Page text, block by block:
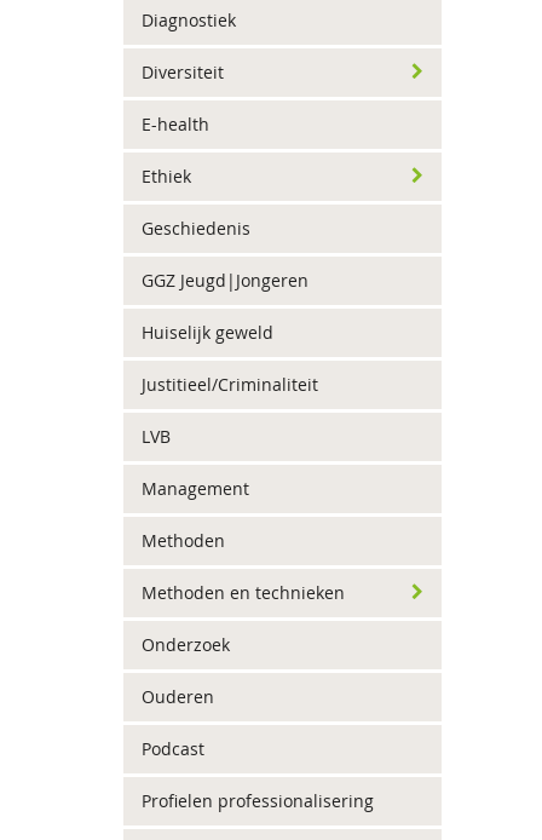
Diagnostiek
Diversiteit
E-health
Ethiek
Geschiedenis
GGZ Jeugd|Jongeren
Huiselijk geweld
Justitieel/Criminaliteit
LVB
Management
Methoden
Methoden en technieken
Onderzoek
Ouderen
Podcast
Profielen professionalisering